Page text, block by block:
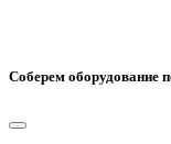
Соберем оборудование